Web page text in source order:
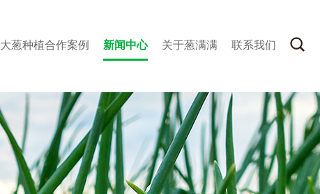
大葱种植合作案例 新闻中心 关于葱满满 联系我们